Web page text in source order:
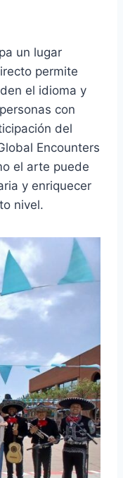
un lugar
permite
el idioma y
con
del
Encounters
el arte puede
y enriquecer
nivel.